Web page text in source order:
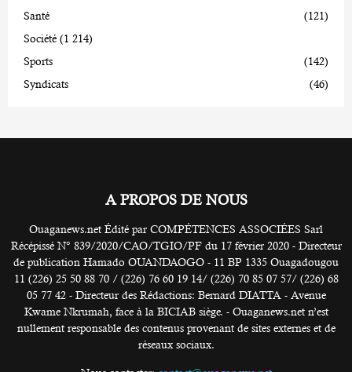
Santé
(121)
Société (1 214)
Sports
(142)
Syndicats
(46)
A PROPOS DE NOUS
Ouaganews.net Édité par COMPÉTENCES ASSOCIÉES Sarl
Récépissé N° 839/2020/CAO/TGIO/PF du 17 février 2020 - Directeur
de publication Hamado OUANDAOGO - 11 BP 1335 Ouagadougou
11 (226) 25 50 88 70 / (226) 76 60 19 14/ (226) 70 85 07 57/ (226) 68
05 77 42 - Directeur des Rédactions: Bernard DIATTA - Avenue
Kwame Nkrumah, face à la BICIAB siège. - Ouaganews.net n’est
nullement responsable des contenus provenant de sites externes et de
réseaux sociaux.